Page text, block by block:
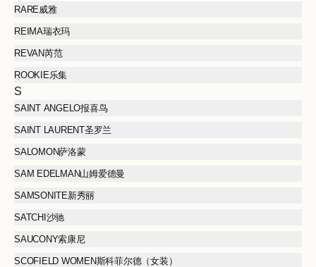
RARE威雅
REIMA瑞衣玛
REVAN芮范
ROOKIE乐集
S
SAINT ANGELO报喜鸟
SAINT LAURENT圣罗兰
SALOMON萨洛蒙
SAM EDELMAN山姆爱德曼
SAMSONITE新秀丽
SATCHI沙驰
SAUCONY索康尼
SCOFIELD WOMEN斯科菲尔德（女装）